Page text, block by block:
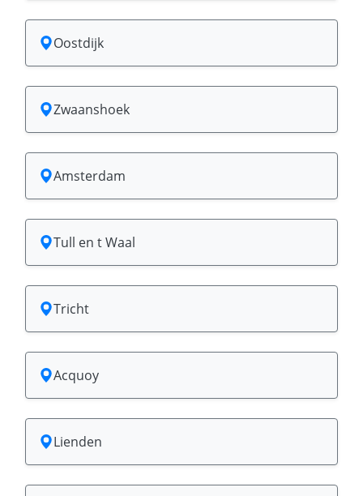
Oostdijk
Zwaanshoek
Amsterdam
Tull en t Waal
Tricht
Acquoy
Lienden